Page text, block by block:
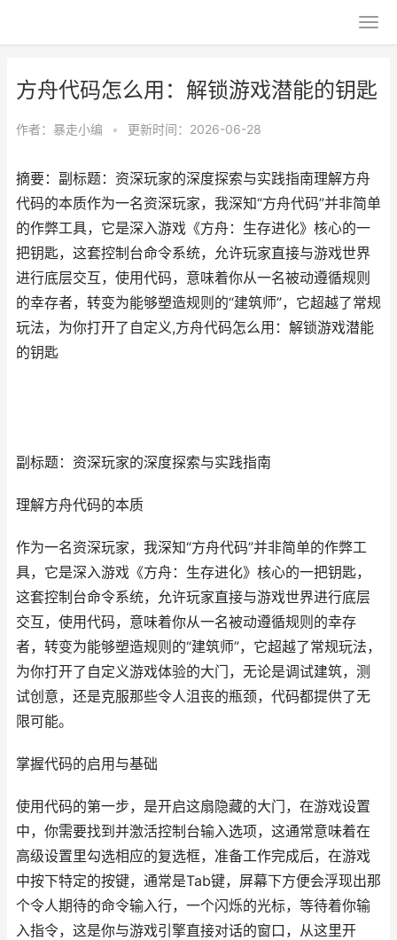
方舟代码怎么用：解锁游戏潜能的钥匙
作者： 暴走小编 • 更新时间：2026-06-28
摘要：副标题：资深玩家的深度探索与实践指南理解方舟
代码的本质作为一名资深玩家，我深知“方舟代码”并非简单
的作弊工具，它是深入游戏《方舟：生存进化》核心的一
把钥匙，这套控制台命令系统，允许玩家直接与游戏世界
进行底层交互，使用代码，意味着你从一名被动遵循规则
的幸存者，转变为能够塑造规则的“建筑师”，它超越了常规
玩法，为你打开了自定义,方舟代码怎么用：解锁游戏潜能
的钥匙
副标题：资深玩家的深度探索与实践指南
理解方舟代码的本质
作为一名资深玩家，我深知“方舟代码”并非简单的作弊工
具，它是深入游戏《方舟：生存进化》核心的一把钥匙，
这套控制台命令系统，允许玩家直接与游戏世界进行底层
交互，使用代码，意味着你从一名被动遵循规则的幸存
者，转变为能够塑造规则的“建筑师”，它超越了常规玩法，
为你打开了自定义游戏体验的大门，无论是调试建筑，测
试创意，还是克服那些令人沮丧的瓶颈，代码都提供了无
限可能。
掌握代码的启用与基础
使用代码的第一步，是开启这扇隐藏的大门，在游戏设置
中，你需要找到并激活控制台输入选项，这通常意味着在
高级设置里勾选相应的复选框，准备工作完成后，在游戏
中按下特定的按键，通常是Tab键，屏幕下方便会浮现出那
个令人期待的命令输入行，一个闪烁的光标，等待着你输
入指令，这是你与游戏引擎直接对话的窗口，从这里开